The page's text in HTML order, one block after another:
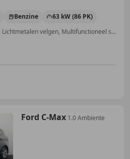
Benzine
63 kW (86 PK)
Garantie, Parkeerhulp achter, Lichtmetalen velgen, Multifunctioneel stuurwiel, Met onderhoudshistorie, Alarm, Elektrische ramen, Mistlampen
Ford C-Max 1.0 Ambiente